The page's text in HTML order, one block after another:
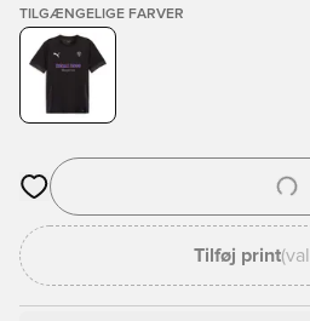
TILGÆNGELIGE FARVER
Åbner en Modal til at logge ind
Tilføj print